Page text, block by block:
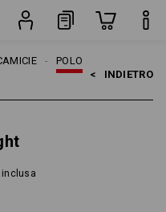
POLO
< INDIETRO
inclusa